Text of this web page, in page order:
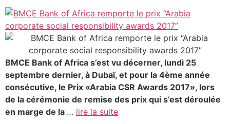
BMCE Bank of Africa s’est vu décerner, lundi 25
septembre dernier, à Dubaï, et pour la 4ème année
consécutive, le Prix «Arabia CSR Awards 2017», lors
de la cérémonie de remise des prix qui s’est déroulée
en marge de la … lire la suite